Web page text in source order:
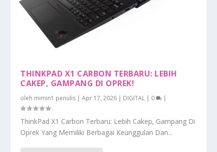
THINKPAD X1 CARBON TERBARU: LEBIH
CAKEP, GAMPANG DI OPREK!
oleh mimin1 penulis |Apr 17, 2026 | DIGITAL | 0 |
ThinkPad X1 Carbon Terbaru: Lebih Cakep, Gampang Di
Oprek Yang Memiliki Berbagai Keunggulan Dan...